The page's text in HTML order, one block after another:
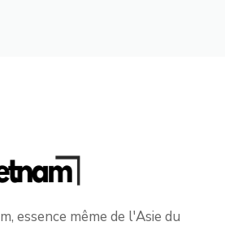
essence même de l'Asie du